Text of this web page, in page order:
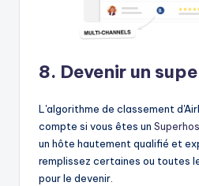
8. Devenir un
L'algorithme de classement
compte si vous êtes un
un hôte hautement qualifié et
remplissez certaines ou toutes
pour le devenir.